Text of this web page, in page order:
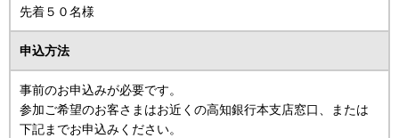
先着５０名様
申込方法
事前のお申込みが必要です。
参加ご希望のお客さまはお近くの高知銀行本支店窓口、または
下記までお申込みください。